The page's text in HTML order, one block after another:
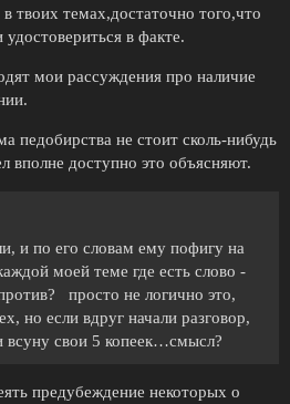
твоих темах,достаточно того,что
в факте.
мои рассуждения про наличие
педобирства не стоит сколь-нибудь
вполне доступно это объясняют.
и по его словам ему пофигу на
моей теме где есть слово -
просто не логично это,
но если вдруг начали разговор,
всуну свои 5 копеек…смысл?
предубеждение некоторых о